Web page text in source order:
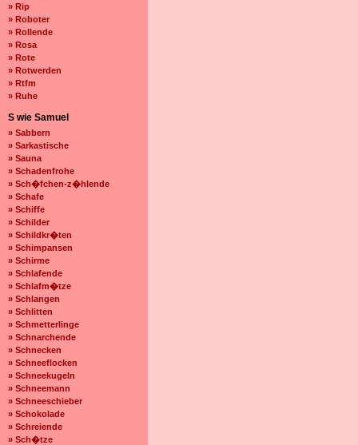
» Rip
» Roboter
» Rollende
» Rosa
» Rote
» Rotwerden
» Rtfm
» Ruhe
S wie Samuel
» Sabbern
» Sarkastische
» Sauna
» Schadenfrohe
» Sch�fchen-z�hlende
» Schafe
» Schiffe
» Schilder
» Schildkr�ten
» Schimpansen
» Schirme
» Schlafende
» Schlafm�tze
» Schlangen
» Schlitten
» Schmetterlinge
» Schnarchende
» Schnecken
» Schneeflocken
» Schneekugeln
» Schneemann
» Schneeschieber
» Schokolade
» Schreiende
» Sch�tze